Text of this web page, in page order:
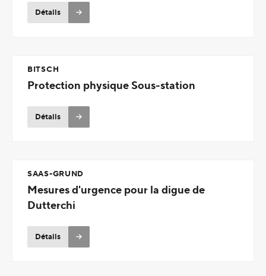
Détails
BITSCH
Protection physique Sous-station
Détails
SAAS-GRUND
Mesures d'urgence pour la digue de
Dutterchi
Détails